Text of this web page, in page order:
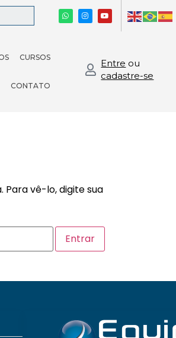
CURSOS
CONTATO
Entre ou
cadastre-se
Para vê-lo, digite sua